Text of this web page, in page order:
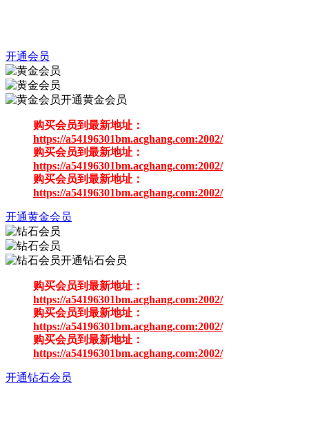
开通会员
开通黄金会员
购买会员到最新地址：
https://a54196301bm.acghang.com:2002/
购买会员到最新地址：
https://a54196301bm.acghang.com:2002/
购买会员到最新地址：
https://a54196301bm.acghang.com:2002/
开通黄金会员
开通钻石会员
购买会员到最新地址：
https://a54196301bm.acghang.com:2002/
购买会员到最新地址：
https://a54196301bm.acghang.com:2002/
购买会员到最新地址：
https://a54196301bm.acghang.com:2002/
开通钻石会员